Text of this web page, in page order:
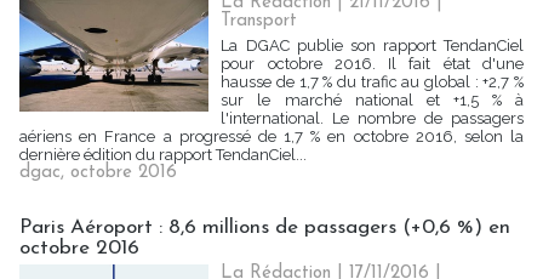
Transport
La DGAC publie son rapport TendanCiel
pour octobre 2016. Il fait état d'une
hausse de 1,7 % du trafic au global : +2,7 %
sur le marché national et +1,5 % à
l'international. Le nombre de passagers
aériens en France a progressé de 1,7 % en octobre 2016, selon la
dernière édition du rapport TendanCiel...
dgac, octobre 2016
Paris Aéroport : 8,6 millions de passagers (+0,6 %) en
octobre 2016
La Rédaction | 17/11/2016